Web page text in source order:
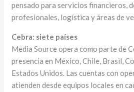
pensado para servicios financieros,
profesionales, logística y áreas de
Cebra: siete países
Media Source opera como parte de
presencia en México, Chile, Brasil,
Estados Unidos. Las cuentas con
atienden desde equipos locales en